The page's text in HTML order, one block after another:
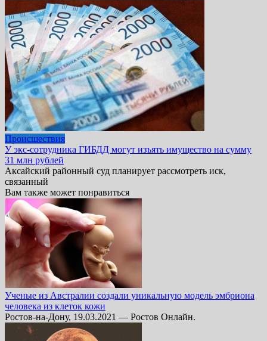
Происшествия
У экс-сотрудника ГИБДД могут изъять имущество на сумму
31 млн рублей
Аксайский районный суд планирует рассмотреть иск,
связанный
Вам также может понравиться
Ученые из Австралии создали уникальную модель эмбриона
человека из клеток кожи
Ростов-на-Дону, 19.03.2021 — Ростов Онлайн.